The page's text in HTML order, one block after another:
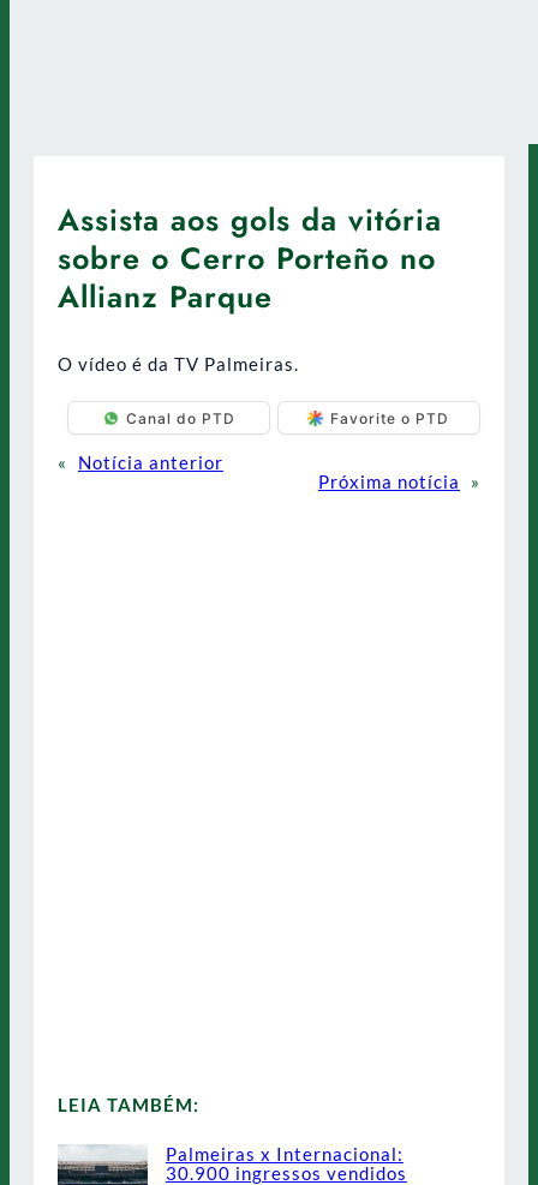
Assista aos gols da vitória
sobre o Cerro Porteño no
Allianz Parque
O vídeo é da TV Palmeiras.
Canal do PTD Favorite o PTD
«
Notícia anterior
Próxima notícia
»
LEIA TAMBÉM:
Palmeiras x Internacional:
30.900 ingressos vendidos